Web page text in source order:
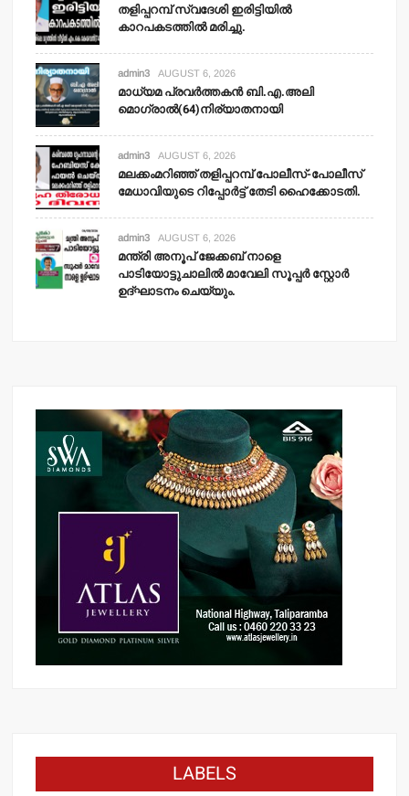
തളിപ്പറമ്പ് സ്വദേശി ഇരിട്ടിയില്‍
കാറപകടത്തില്‍ മരിച്ചു.
admin3 AUGUST 6, 2026
മാധ്യമ പ്രവര്‍ത്തകന്‍ ബി.എ.അലി
മൊഗ്രാല്‍(64)നിര്യാതനായി
admin3 AUGUST 6, 2026
മലക്കംമറിഞ്ഞ് തളിപ്പറമ്പ് പോലീസ്-പോലീസ്
മേധാവിയുടെ റിപ്പോര്‍ട്ട് തേടി ഹൈക്കോടതി.
admin3 AUGUST 6, 2026
മന്ത്രി അനൂപ് ജേക്കബ് നാളെ
പാടിയോട്ടുചാലില്‍ മാവേലി സൂപ്പര്‍ സ്റ്റോര്‍
ഉദ്ഘാടനം ചെയ്യും.
LABELS